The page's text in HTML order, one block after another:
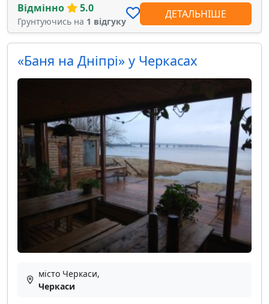
Відмінно 5.0
Грунтуючись на 1 відгуку
ДЕТАЛЬНІШЕ
«Баня на Дніпрі» у Черкасах
місто Черкаси,
Черкаси